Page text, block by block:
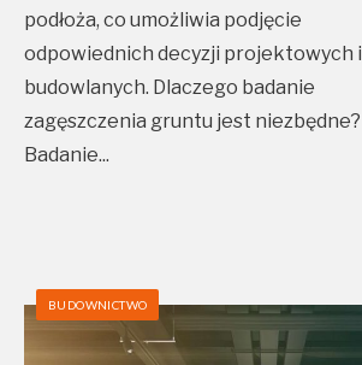
podłoża, co umożliwia podjęcie
odpowiednich decyzji projektowych i
budowlanych. Dlaczego badanie
zagęszczenia gruntu jest niezbędne?
Badanie...
BUDOWNICTWO